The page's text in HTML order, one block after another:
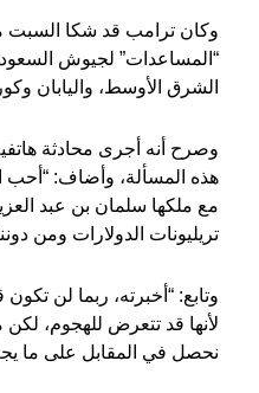
وكان ترامب قد شكا السبت
“المساعدات” لجيوش
الشرق الأوسط، واليابان
وصرح أنه أجرى محادثة
هذه المسألة، وأضاف: “أحب
مع ملكها سلمان بن عبد
تريليونات الدولارات ومن
وتابع: “أخبرته، ربما لن
لأنها قد تتعرض للهجوم، لكن
نحصل في المقابل على ما